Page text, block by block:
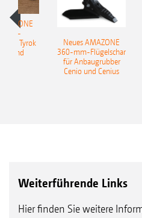
Tyrok
Neues AMAZONE
360-mm-Flügelschar
für Anbaugrubber
Cenio und Cenius
Weiterführende Links
Hier finden Sie weitere